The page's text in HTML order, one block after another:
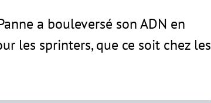
a bouleversé son ADN en
les sprinters, que ce soit chez les